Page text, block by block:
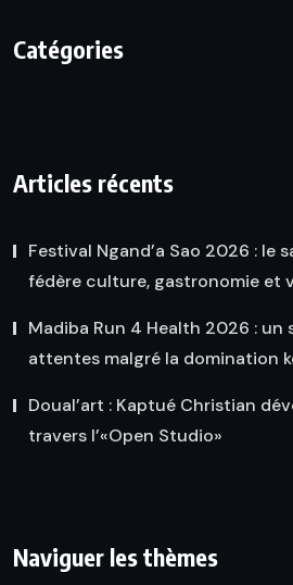
Catégories
Articles récents
Festival Ngand’a Sao 2026 : le
fédère culture, gastronomie et
Madiba Run 4 Health 2026 : un
attentes malgré la domination
Doual’art : Kaptué Christian
travers l’«Open Studio»
Naviguer les thèmes